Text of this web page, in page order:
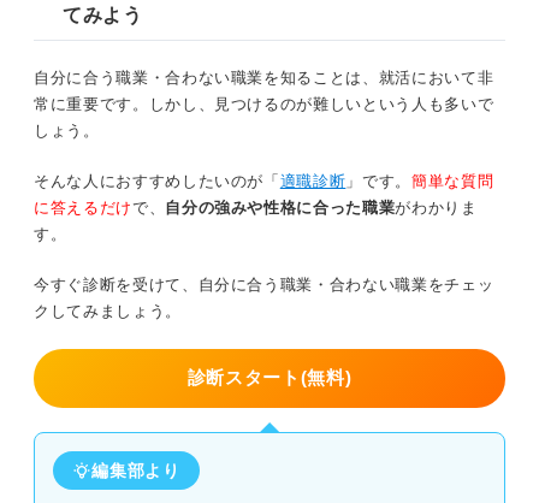
担当者と合わないと感じたら変更依頼を出
キャリアコンサルタント直伝！ 就活エージェント
の正しい活用法
②サポート内容が豊富かを見ておく
就活エージェントを利用しない人は？ 就活をスム
ーズに進める方法
てみよう
自分に合う職業・合わない職業を知ることは、就活において非
常に重要です。しかし、見つけるのが難しいという人も多いで
しょう。
そんな人におすすめしたいのが「 適職診断 」です。 簡単な質問
に答えるだけで、 自分の強みや性格に合った職業がわかりま
す。
今すぐ診断を受けて、自分に合う職業・合わない職業をチェッ
クしてみましょう。
診断スタート(無料)
編集部より
就活で不安なことがあれば相談に乗ってくれる
使わないほうが良い就活エージェントの見分け方について
アドバイザーが解説！
状況に合わせて判断！ 就活エージェントを使うべき人の5
つのパターン
②希望企業やキャリアビジョンが不明確である
③就活のスタートが出遅れて焦っている
④第三者に相談しながら就活したいと考えている
⑤面接やESに不安がある